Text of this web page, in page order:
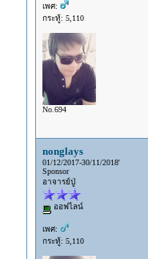
เพศ:
กระทู้: 5,110
No.694
nonglays
01/12/2017-30/11/2018'
Sponsor
อาจารย์ปู่
ออฟไลน์
เพศ:
กระทู้: 5,110